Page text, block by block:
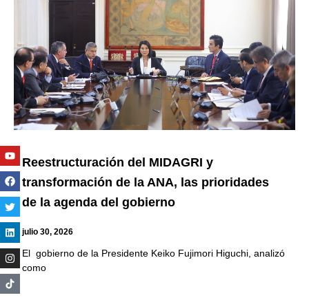
Reestructuración del MIDAGRI y
transformación de la ANA, las prioridades
de la agenda del gobierno
julio 30, 2026
El gobierno de la Presidente Keiko Fujimori Higuchi, analizó
como
Youtube
Facebook
Twitter
Linkedin
Instagram